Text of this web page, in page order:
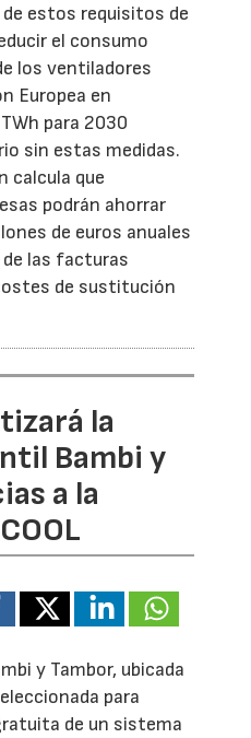
estos requisitos de
el consumo
los ventiladores
Europea en
para 2030
sin estas medidas.
calcula que
podrán ahorrar
de euros anuales
las facturas
de sustitución
la
Bambi y
a la
y Tambor, ubicada
para
de un sistema